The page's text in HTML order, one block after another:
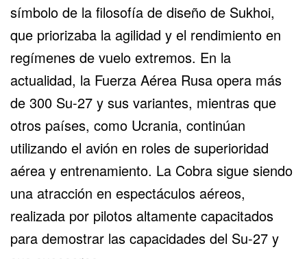
símbolo de la filosofía de diseño de Sukhoi,
que priorizaba la agilidad y el rendimiento en
regímenes de vuelo extremos. En la
actualidad, la Fuerza Aérea Rusa opera más
de 300 Su-27 y sus variantes, mientras que
otros países, como Ucrania, continúan
utilizando el avión en roles de superioridad
aérea y entrenamiento. La Cobra sigue siendo
una atracción en espectáculos aéreos,
realizada por pilotos altamente capacitados
para demostrar las capacidades del Su-27 y